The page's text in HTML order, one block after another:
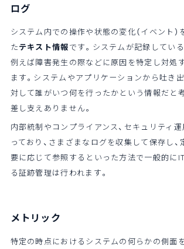
ログ
システム内での操作や状態の変化（イベント）
たテキスト情報です。システムが記録してい
例えば障害発生の際などに原因を特定し対処
ます。システムやアプリケーションから吐き
対して誰がいつ何を行ったかという情報だと
差し支えありません。
内部統制やコンプライアンス、セキュリティ
っており、さまざまなログを収集して保存し
要に応じて参照するといった方法で一般的に
る証跡管理は行われます。
メトリック
特定の時点におけるシステムの何らかの側面